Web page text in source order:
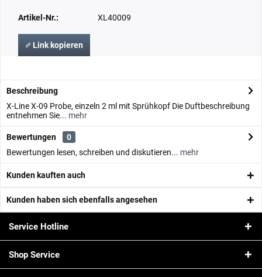
Artikel-Nr.: XL40009
Link kopieren
Beschreibung
X-Line X-09 Probe, einzeln 2 ml mit Sprühkopf Die Duftbeschreibung
entnehmen Sie... mehr
Bewertungen
0
Bewertungen lesen, schreiben und diskutieren... mehr
Kunden kauften auch
Kunden haben sich ebenfalls angesehen
Service Hotline
Shop Service